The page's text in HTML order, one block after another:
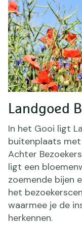
Landgoed
In het Gooi ligt
buitenplaats
Achter
ligt een
zoemende bijen
het
waarmee je de
herkennen.